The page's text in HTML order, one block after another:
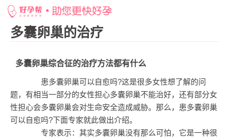
网站首页 > 好孕百科 > 多囊卵巢的治疗
多囊卵巢的治疗
多囊卵巢综合征的治疗方法都有什么
患多囊卵巢可以自愈吗?这是很多女性想了解的问
题，有相当一部分的女性担心多囊卵巢不能治好，还有部分女
性担心会多囊卵巢会对生命安全造成威胁。那么，患多囊卵巢
可以自愈吗?下面专家就此做出介绍。
专家表示：其实多囊卵巢没有那么可怕，它是一种很